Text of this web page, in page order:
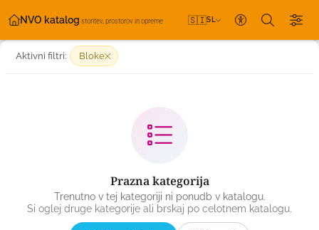
NVO katalog storitev, prostorov in opreme 🇸🇮SL
Nastavitve
Aktivni filtri: Bloke
Prazna kategorija
Trenutno v tej kategoriji ni ponudb v katalogu.
Si oglej druge kategorije ali brskaj po celotnem katalogu.